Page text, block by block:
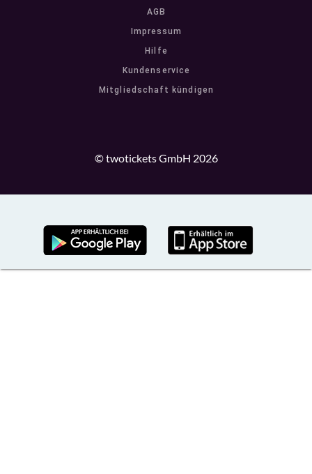
AGB
Impressum
Hilfe
Kundenservice
Mitgliedschaft kündigen
© twotickets GmbH 2026